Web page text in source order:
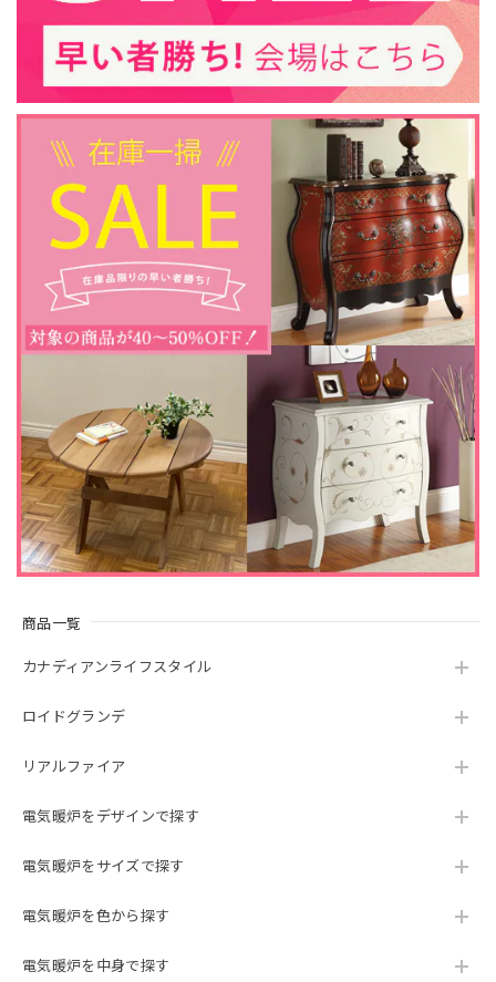
商品一覧
カナディアンライフスタイル
ロイドグランデ
リアルファイア
電気暖炉をデザインで探す
電気暖炉をサイズで探す
電気暖炉を色から探す
電気暖炉を中身で探す
この度は当ショップをご利用いただきありがと
うございました。 また評価を頂戴しまして誠に
ありがとうございます。 当店でのお買い物にご
満足いただけましたこと、大変嬉しく存じま
す。 末永くご愛用いただければ幸いでございま
す。
アウトレット128 / 23インチ 遠赤外線３D電気暖炉 シシリアンハーヴェスト アンティークアイボリー / 棚飾りの一部に歪み・補修跡あり / ロイドグランデ / 送料、開梱・組立・設置無料 / LLOYD GRANDE / ハイグレード電気暖炉シリーズ
2024/12/01
アウトレットでしたので、商品のキズなどが大丈夫か気にな
っていましたが、納品された物は特に気になりませんでし
た。元々購入を予定していたものでしたので、安く購入でき
て良かったです。商品の発送も迅速にして頂き、助かりまし
この度はご購入いただき、誠にありがとうござ
いました。 当店でのお買い物にご満足いただけ
ましたこと、大変嬉しく存じます。 引き続き、
何卒よろしくお願いいたします。
素敵な電気暖炉でインテリアに馴染み、部屋のオシャレ度も
れ、いつまでも見ていられます。そしてとても癒されます。
で、ブレーカーが何度か落ちました。ヒーターを使わず炎だ
われる短めの毛のようなものがいくつか付いていました。埃
で取れません。埃のように見え、その点は少し残念です。
23インチ 遠赤外線３D電気暖炉 ラニントン ブラウン＆アンティークシルバー / ロイドグランデ / 送料、開梱・組立・設置無料 / LLOYD GRANDE / ハイグレード電気暖炉シリーズ